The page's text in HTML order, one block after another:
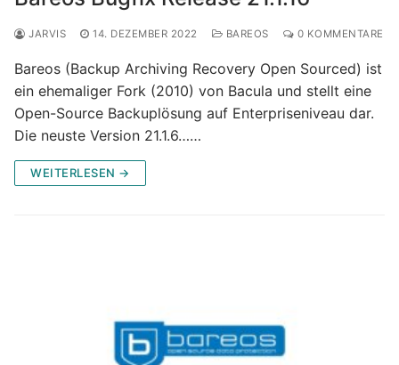
JARVIS 14. DEZEMBER 2022 BAREOS 0 KOMMENTARE
Bareos (Backup Archiving Recovery Open Sourced) ist
ein ehemaliger Fork (2010) von Bacula und stellt eine
Open-Source Backuplösung auf Enterpriseniveau dar.
Die neuste Version 21.1.6……
WEITERLESEN →